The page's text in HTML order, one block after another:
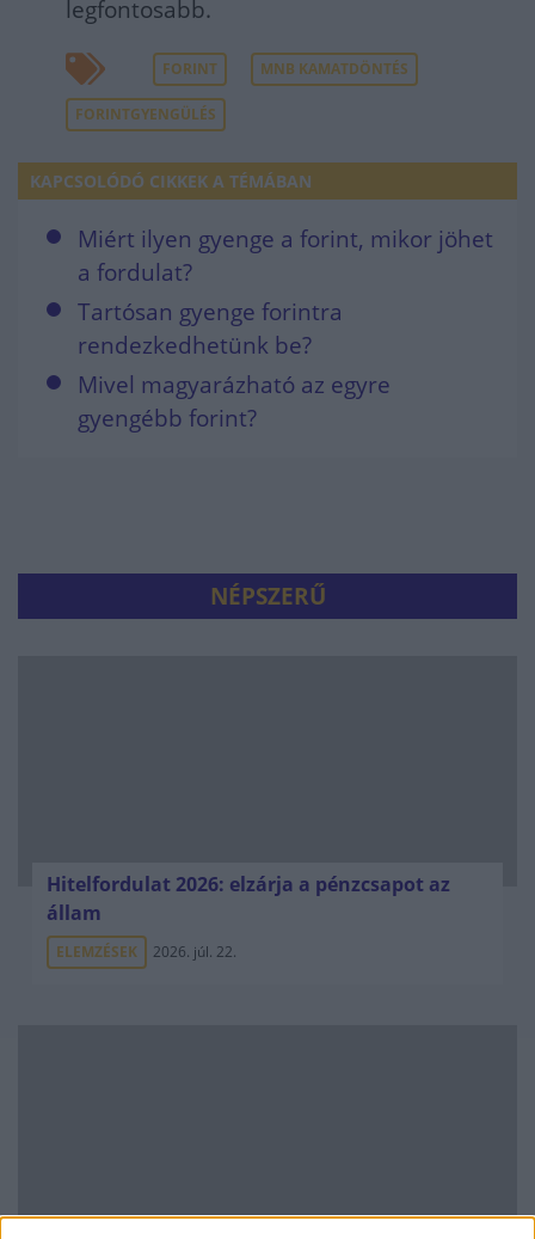
legfontosabb.
FORINT MNB KAMATDÖNTÉS
FORINTGYENGÜLÉS
KAPCSOLÓDÓ CIKKEK A TÉMÁBAN
Miért ilyen gyenge a forint, mikor jöhet
a fordulat?
Tartósan gyenge forintra
rendezkedhetünk be?
Mivel magyarázható az egyre
gyengébb forint?
NÉPSZERŰ
Hitelfordulat 2026: elzárja a pénzcsapot az
állam
ELEMZÉSEK 2026. júl. 22.